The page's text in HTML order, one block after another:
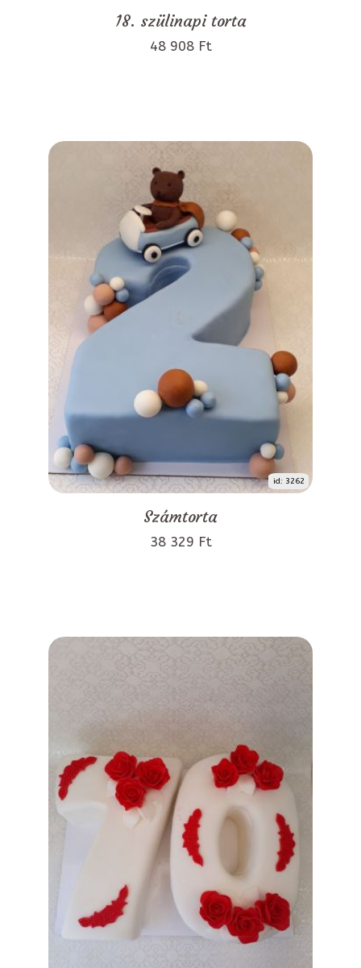
18. szülinapi torta
48 908 Ft
id: 3262
Számtorta
38 329 Ft